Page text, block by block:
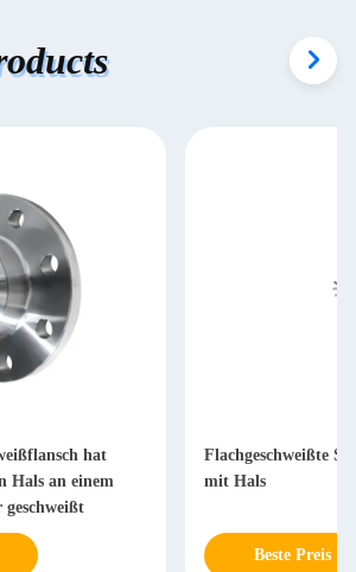
hat
Hals an einem
Flachgeschweißte
mit Hals
Beste Preis